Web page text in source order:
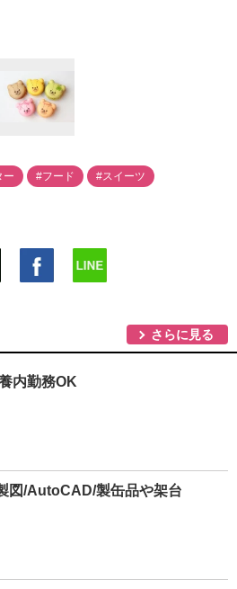
ー #フード #スイーツ
さらに見る
内勤務OK
図/AutoCAD/製缶品や架台